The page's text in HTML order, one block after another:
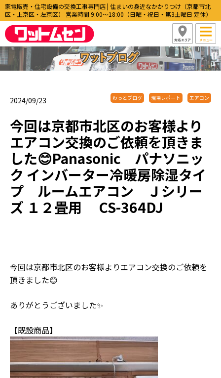
家電販売・住宅設備の交換工事専門店 | 住まいの身近なかかりつけ（京都市北
区・上京区・左京区） 営業時間 9:00〜18:00（日曜・祝日・第3土曜日 定休）
2024/09/23 わっとブログ 現場レポート エアコン
今回は京都市北区のお客様より
エアコン交換のご依頼を頂きま
した😊Panasonic パナソニッ
ク インバーター冷暖房除湿タイ
プ ルームエアコン Ｊシリー
ズ １２畳用 CS-364DJ
今回は京都市北区のお客様よりエアコン交換のご依頼を
頂きました😊
ありがとうございました✨
【既設商品】